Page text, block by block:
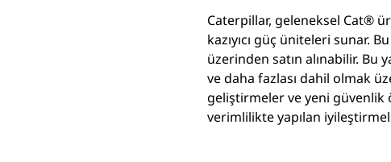
Caterpillar, geleneksel Cat®
kazıyıcı güç üniteleri sunar.
üzerinden satın alınabilir. Bu
ve daha fazlası dahil olmak
geliştirmeler ve yeni güvenlik
verimlilikte yapılan